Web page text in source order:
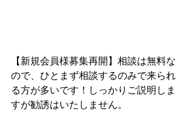
【新規会員様募集再開】相談は無料な
ので、ひとまず相談するのみで来られ
る方が多いです！しっかりご説明しま
すが勧誘はいたしません。